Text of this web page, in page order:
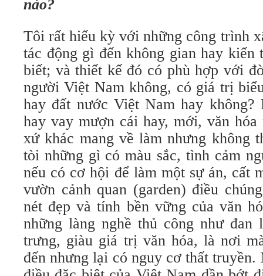
nào?
Tôi rất hiếu kỳ với những công trình
tác động gì đến không gian hay
biết; và thiết kế đó có phù hợp với
người Việt Nam không, có giá trị
hay đất nước Việt Nam hay
hay vay mượn cái hay, mới, văn hóa
xứ khác mang về làm nhưng không
tòi những gì có màu sắc, tình cảm
nếu có cơ hội để làm một sự án, cất
vườn cảnh quan (garden) điều
nét đẹp và tính bền vững của văn
những làng nghề thủ công như
trưng, giàu giá trị văn hóa, là nơi
đến nhưng lại có nguy cơ thất truyền.